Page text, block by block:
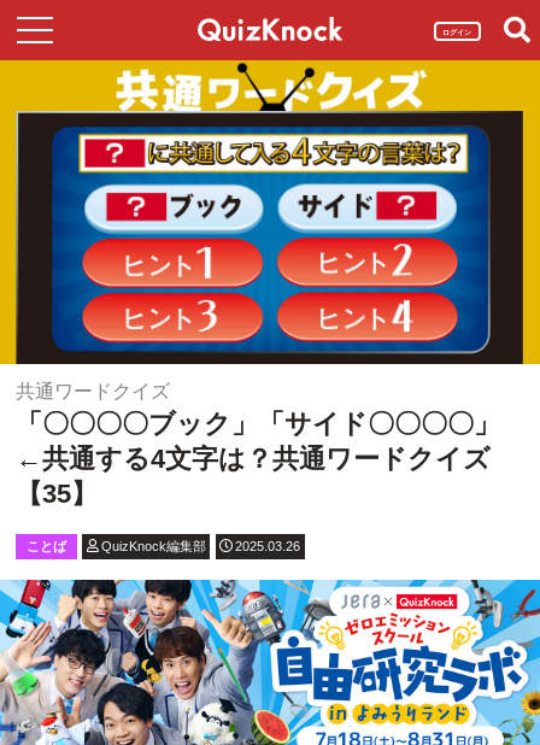
ログイン
共通ワードクイズ
「〇〇〇〇ブック」「サイド〇〇〇〇」
←共通する4文字は？共通ワードクイズ
【35】
ことば QuizKnock編集部 2025.03.26